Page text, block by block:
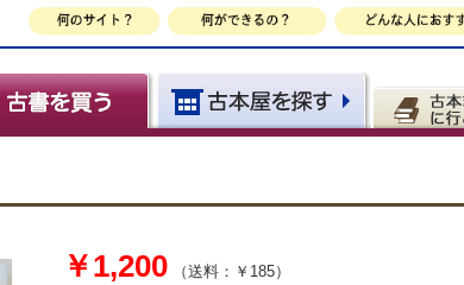
￥1,200 （送料：￥185）